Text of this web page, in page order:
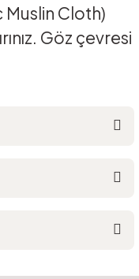
Cloth)
Göz çevresi